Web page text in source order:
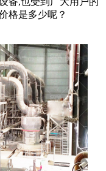
格是多少呢？